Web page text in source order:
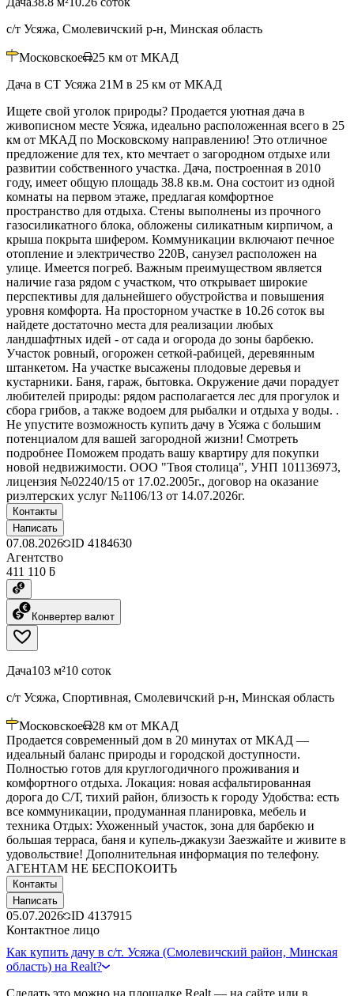
с/т Усяжа, Смолевичский р-н, Минская область
Московское 25 км от МКАД
Дача в СТ Усяжа 21М в 25 км от МКАД
Ищете свой уголок природы? Продается уютная дача в
живописном месте Усяжа, идеально расположенная всего в 25
км от МКАД по Московскому направлению! Это отличное
предложение для тех, кто мечтает о загородном отдыхе или
развитии собственного участка. Дача, построенная в 2010
году, имеет общую площадь 38.8 кв.м. Она состоит из одной
комнаты на первом этаже, предлагая комфортное
пространство для отдыха. Стены выполнены из прочного
газосиликатного блока, обложены силикатным кирпичом, а
крыша покрыта шифером. Коммуникации включают печное
отопление и электричество 220В, санузел расположен на
улице. Имеется погреб. Важным преимуществом является
наличие газа рядом с участком, что открывает широкие
перспективы для дальнейшего обустройства и повышения
уровня комфорта. На просторном участке в 10.26 соток вы
найдете достаточно места для реализации любых
ландшафтных идей - от сада и огорода до зоны барбекю.
Участок ровный, огорожен сеткой-рабицей, деревянным
штанкетом. На участке высажены плодовые деревья и
кустарники. Баня, гараж, бытовка. Окружение дачи порадует
любителей природы: рядом располагается лес для прогулок и
сбора грибов, а также водоем для рыбалки и отдыха у воды. .
Не упустите возможность купить дачу в Усяжа с большим
потенциалом для вашей загородной жизни! Смотреть
подробнее Поможем продать вашу квартиру для покупки
новой недвижимости. ООО "Твоя столица", УНП 101136973,
лицензия №02240/15 от 17.02.2005г., договор на оказание
риэлтерских услуг №1106/13 от 14.07.2026г.
Контакты
Написать
07.08.2026 ID 4184630
Агентство
411 110 ƃ
Конвертер валют
Дача103 м²10 соток
с/т Усяжа, Спортивная, Смолевичский р-н, Минская область
Московское 28 км от МКАД
Продается современный дом в 20 минутах от МКАД —
идеальный баланс природы и городской доступности.
Полностью готов для круглогодичного проживания и
комфортного отдыха. Локация: новая асфальтированная
дорога до С/Т, тихий район, близость к городу Удобства: есть
все коммуникации, продуманная планировка, мебель и
техника Отдых: Ухоженный участок, зона для барбекю и
большая терраса, баня и купель-джакузи Заезжайте и живите в
удовольствие! Дополнительная информация по телефону.
АГЕНТАМ НЕ БЕСПОКОИТЬ
Контакты
Написать
05.07.2026 ID 4137915
Контактное лицо
Как купить дачу в с/т. Усяжа (Смолевичский район, Минская
область) на Realt?
Сделать это можно на площадке Realt — на сайте или в